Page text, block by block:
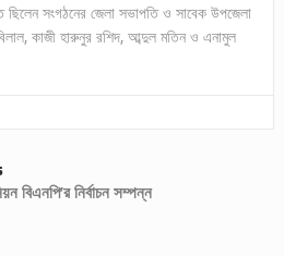
সংগঠনের জেলা সভাপতি ও সাবেক উপজেলা
কাজী হারুনুর রশিদ, আব্দুল মতিন ও এনামুল
বিএনপি’র নির্বাচন সম্পন্ন